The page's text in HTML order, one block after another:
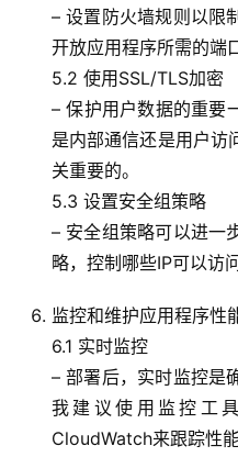
– 设置防火墙规则以限
开放应用程序所需的端
5.2 使用SSL/TLS加密
– 保护用户数据的重要
是内部通信还是用户访
关重要的。
5.3 设置安全组策略
– 安全组策略可以进一
略，控制哪些IP可以访
监控和维护应用程序性
6.1 实时监控
– 部署后，实时监控是
我建议使用监控工
CloudWatch来跟踪性能